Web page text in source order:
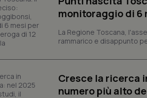
monitoraggio di 6
La Regione Toscana,
rammarico e disappunto
Cresce la ricerca
numero più alto
tracking-enable